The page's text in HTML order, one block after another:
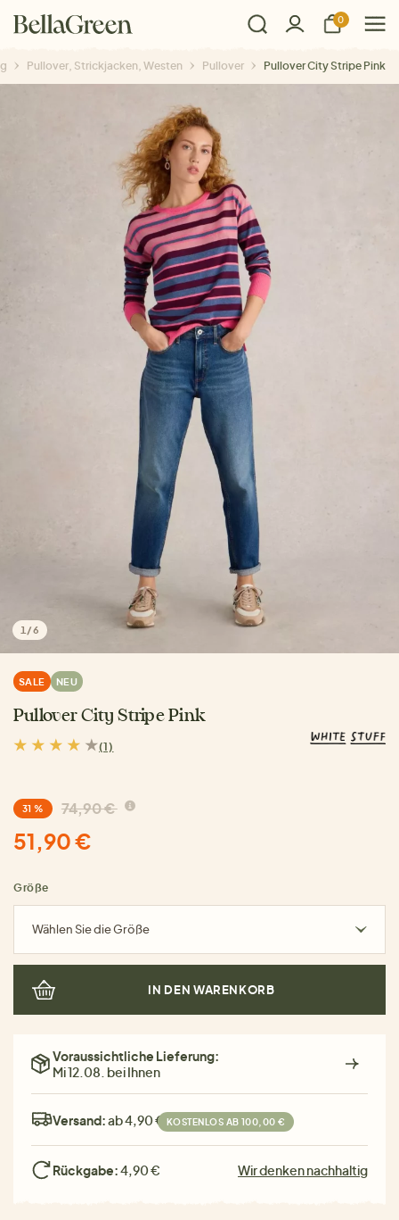
0
Pullover, Strickjacken, Westen Pullover Pullover City Stripe Pink
1 /6
SALE NEU
Pullover City Stripe Pink
(1)
31 % 74,90 €
51,90 €
Größe
Wählen Sie die Größe
IN DEN WARENKORB
Voraussichtliche Lieferung:
Mi 12.08. bei Ihnen
Versand:ab 4,90 € KOSTENLOS AB 100,00 €
Rückgabe:4,90 € Wir denken nachhaltig